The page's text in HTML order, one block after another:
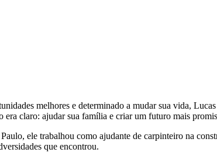
melhores e determinado a mudar sua vida,
era claro: ajudar sua família e criar um futuro mais
ele trabalhou como ajudante de carpinteiro na
que encontrou.